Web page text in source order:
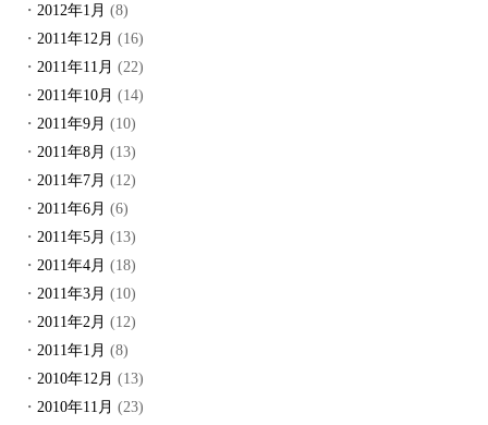
2012年1月 (8)
2011年12月 (16)
2011年11月 (22)
2011年10月 (14)
2011年9月 (10)
2011年8月 (13)
2011年7月 (12)
2011年6月 (6)
2011年5月 (13)
2011年4月 (18)
2011年3月 (10)
2011年2月 (12)
2011年1月 (8)
2010年12月 (13)
2010年11月 (23)